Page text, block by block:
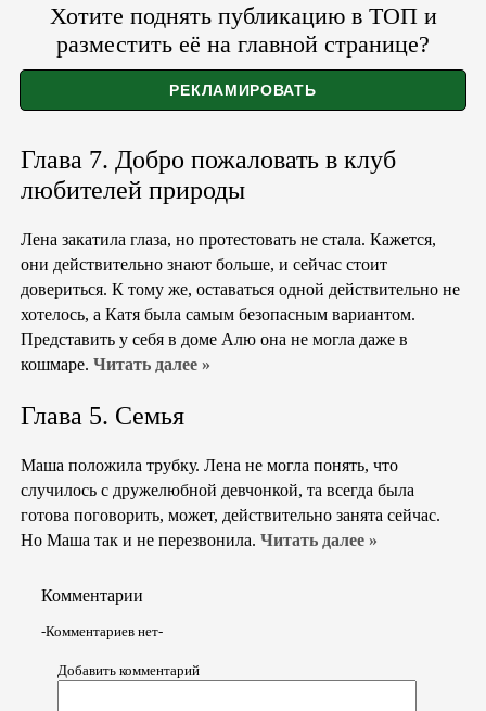
Хотите поднять публикацию в ТОП и
разместить её на главной странице?
Глава 7. Добро пожаловать в клуб
любителей природы
Лена закатила глаза, но протестовать не стала. Кажется,
они действительно знают больше, и сейчас стоит
довериться. К тому же, оставаться одной действительно не
хотелось, а Катя была самым безопасным вариантом.
Представить у себя в доме Алю она не могла даже в
кошмаре. Читать далее »
Глава 5. Семья
Маша положила трубку. Лена не могла понять, что
случилось с дружелюбной девчонкой, та всегда была
готова поговорить, может, действительно занята сейчас.
Но Маша так и не перезвонила. Читать далее »
Комментарии
-Комментариев нет-
Добавить комментарий